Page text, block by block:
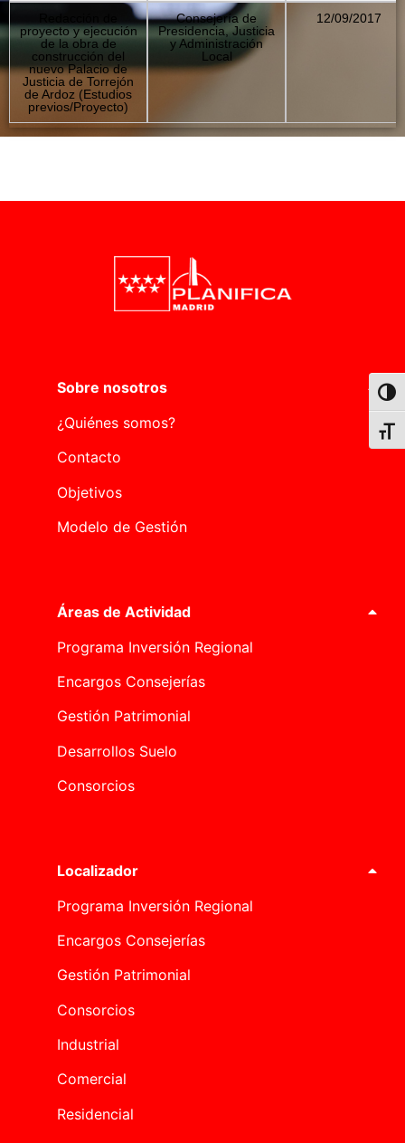
proyecto y ejecución
de la obra de
construcción del
nuevo Palacio de
Justicia de Torrejón
de Ardoz (Estudios
previos/Proyecto)
Consejería de
Presidencia, Justicia
y Administración
Local
12/09/2017
Sobre nosotros
¿Quiénes somos?
Contacto
Objetivos
Modelo de Gestión
Áreas de Actividad
Programa Inversión Regional
Encargos Consejerías
Gestión Patrimonial
Desarrollos Suelo
Consorcios
Localizador
Programa Inversión Regional
Encargos Consejerías
Gestión Patrimonial
Consorcios
Industrial
Comercial
Residencial